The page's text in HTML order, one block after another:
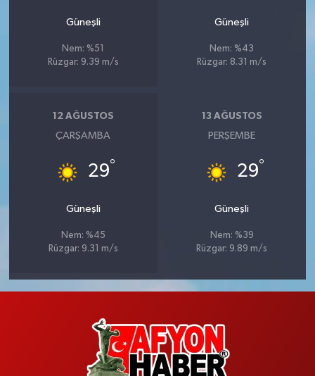
Güneşli
Nem: %51
Rüzgar: 9.39 m/s
Güneşli
Nem: %43
Rüzgar: 8.31 m/s
12 AĞUSTOS
ÇARŞAMBA
29°
Güneşli
Nem: %45
Rüzgar: 9.31 m/s
13 AĞUSTOS
PERŞEMBE
29°
Güneşli
Nem: %39
Rüzgar: 9.89 m/s